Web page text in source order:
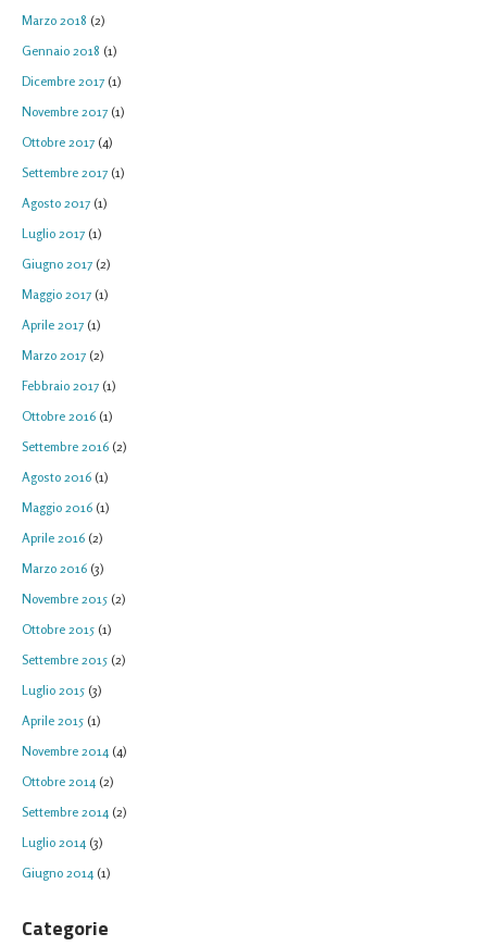
Marzo 2018 (2)
Gennaio 2018 (1)
Dicembre 2017 (1)
Novembre 2017 (1)
Ottobre 2017 (4)
Settembre 2017 (1)
Agosto 2017 (1)
Luglio 2017 (1)
Giugno 2017 (2)
Maggio 2017 (1)
Aprile 2017 (1)
Marzo 2017 (2)
Febbraio 2017 (1)
Ottobre 2016 (1)
Settembre 2016 (2)
Agosto 2016 (1)
Maggio 2016 (1)
Aprile 2016 (2)
Marzo 2016 (3)
Novembre 2015 (2)
Ottobre 2015 (1)
Settembre 2015 (2)
Luglio 2015 (3)
Aprile 2015 (1)
Novembre 2014 (4)
Ottobre 2014 (2)
Settembre 2014 (2)
Luglio 2014 (3)
Giugno 2014 (1)
Categorie